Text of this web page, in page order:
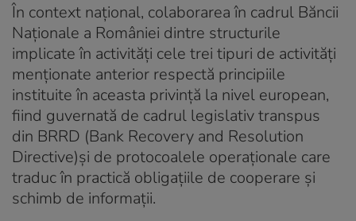
În context național, colaborarea în cadrul Băncii
Naționale a României dintre structurile
implicate în activități cele trei tipuri de activități
menționate anterior respectă principiile
instituite în aceasta privință la nivel european,
fiind guvernată de cadrul legislativ transpus
din BRRD (Bank Recovery and Resolution
Directive)și de protocoalele operaționale care
traduc în practică obligațiile de cooperare și
schimb de informații.